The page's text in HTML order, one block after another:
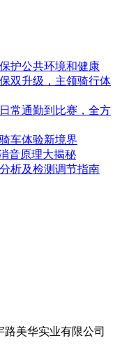
护公共环境和健康
双升级，主领骑行体
常通勤到比赛，全方
车体验新境界
音原理大揭秘
析及检测调节指南
美华实业有限公司